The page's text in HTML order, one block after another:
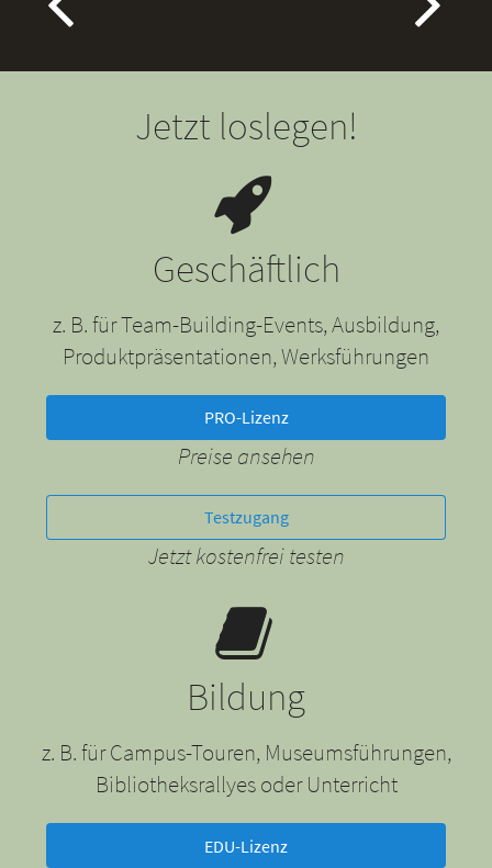
Jetzt loslegen!
Geschäftlich
z. B. für Team-Building-Events, Ausbildung,
Produktpräsentationen, Werksführungen
PRO-Lizenz
Preise ansehen
Testzugang
Jetzt kostenfrei testen
Bildung
z. B. für Campus-Touren, Museumsführungen,
Bibliotheksrallyes oder Unterricht
EDU-Lizenz